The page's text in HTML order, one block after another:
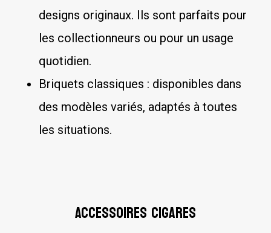
designs originaux. Ils sont parfaits pour
les collectionneurs ou pour un usage
quotidien.
Briquets classiques : disponibles dans
des modèles variés, adaptés à toutes
les situations.
Accessoires cigares